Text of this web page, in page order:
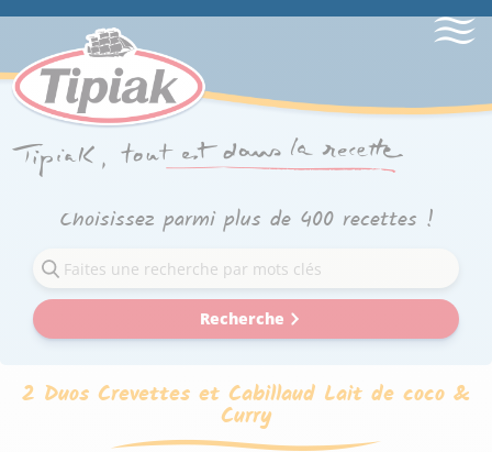
Choisissez parmi plus de 400 recettes !
Recherche
2 Duos Crevettes et Cabillaud Lait de coco &
Curry